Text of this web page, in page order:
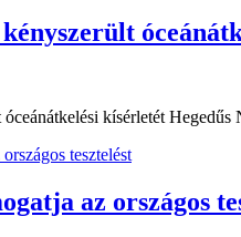
kísérletét
az országos